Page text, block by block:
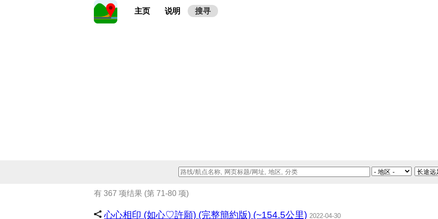
主页 说明 搜寻
有 367 项结果 (第 71-80 项)
心心相印 (如心♡許願) (完整簡約版) (~154.5公里) 2022-04-30